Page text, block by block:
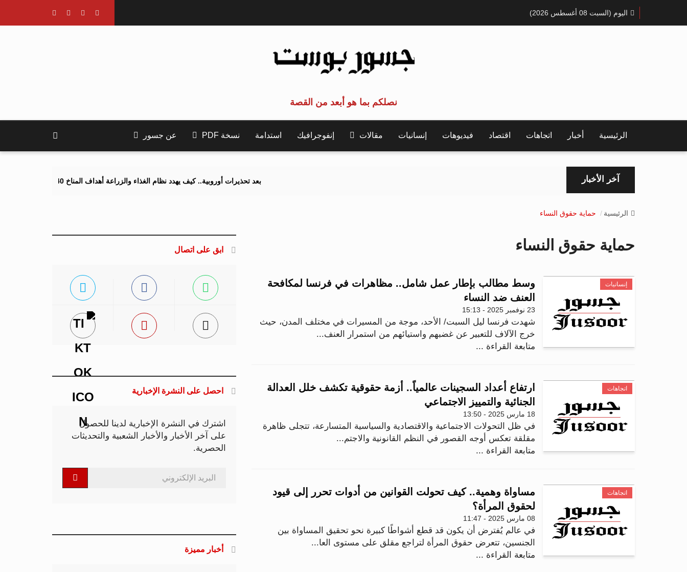
اليوم (السبت 08 أغسطس 2026)
نصلكم بما هو أبعد من القصة
الرئيسية أخبار اتجاهات اقتصاد فيديوهات إنسانيات مقالات إنفوجرافيك استدامة نسخة PDF عن جسور
آخر الأخبار بعد تحذيرات أوروبية.. كيف يهدد نظام الغذاء والزراعة أهداف المناخ 2040 و2050؟
الرئيسية حماية حقوق النساء
حماية حقوق النساء
إنسانيات
وسط مطالب بإطار عمل شامل.. مظاهرات في فرنسا لمكافحة
العنف ضد النساء
23 نوفمبر 2025 - 15:13
شهدت فرنسا ليل السبت/ الأحد، موجة من المسيرات في مختلف المدن، حيث
خرج الآلاف للتعبير عن غضبهم واستيائهم من استمرار العنف...
متابعة القراءة ...
اتجاهات
ارتفاع أعداد السجينات عالمياً.. أزمة حقوقية تكشف خلل العدالة
الجنائية والتمييز الاجتماعي
18 مارس 2025 - 13:50
في ظل التحولات الاجتماعية والاقتصادية والسياسية المتسارعة، تتجلى ظاهرة
مقلقة تعكس أوجه القصور في النظم القانونية والاجتم...
متابعة القراءة ...
اتجاهات
مساواة وهمية.. كيف تحولت القوانين من أدوات تحرر إلى قيود
لحقوق المرأة؟
08 مارس 2025 - 11:47
في عالم يُفترض أن يكون قد قطع أشواطًا كبيرة نحو تحقيق المساواة بين
الجنسين، تتعرض حقوق المرأة لتراجع مقلق على مستوى العا...
متابعة القراءة ...
ابق على اتصال
احصل على النشرة الإخبارية
اشترك في النشرة الإخبارية لدينا للحصول
على آخر الأخبار والأخبار الشعبية والتحديثات
الحصرية.
أخبار مميزة